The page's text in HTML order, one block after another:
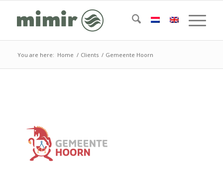
You are here: Home / Clients / Gemeente Hoorn